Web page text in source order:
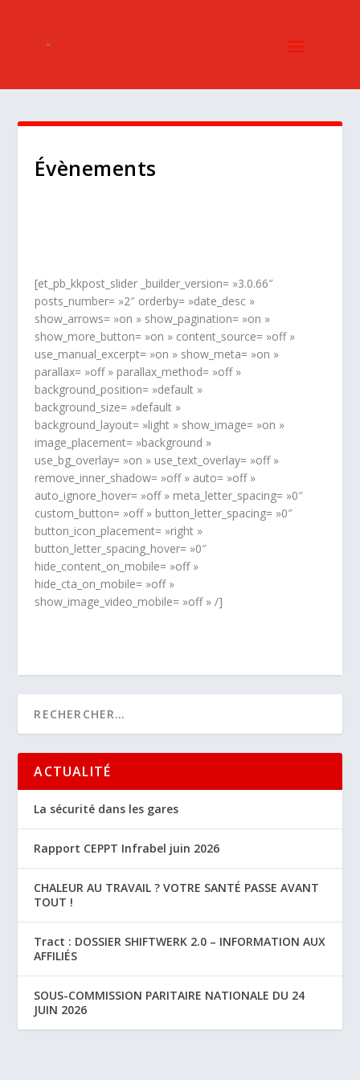
Évènements
[et_pb_kkpost_slider _builder_version= »3.0.66″
posts_number= »2″ orderby= »date_desc »
show_arrows= »on » show_pagination= »on »
show_more_button= »on » content_source= »off »
use_manual_excerpt= »on » show_meta= »on »
parallax= »off » parallax_method= »off »
background_position= »default »
background_size= »default »
background_layout= »light » show_image= »on »
image_placement= »background »
use_bg_overlay= »on » use_text_overlay= »off »
remove_inner_shadow= »off » auto= »off »
auto_ignore_hover= »off » meta_letter_spacing= »0″
custom_button= »off » button_letter_spacing= »0″
button_icon_placement= »right »
button_letter_spacing_hover= »0″
hide_content_on_mobile= »off »
hide_cta_on_mobile= »off »
show_image_video_mobile= »off » /]
ACTUALITÉ
La sécurité dans les gares
Rapport CEPPT Infrabel juin 2026
CHALEUR AU TRAVAIL ? VOTRE SANTÉ PASSE AVANT
TOUT !
Tract : DOSSIER SHIFTWERK 2.0 – INFORMATION AUX
AFFILIÉS
SOUS-COMMISSION PARITAIRE NATIONALE DU 24
JUIN 2026